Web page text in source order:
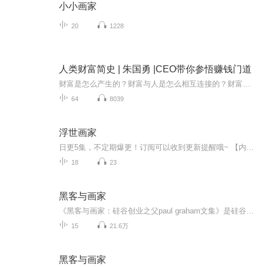
小小画家
20 1228
人类财富简史 | 朱国勇 |CEO带你参悟赚钱门道
64 8039
浮世画家
18 23
黑客与画家
15 21.6万
黑客与画家